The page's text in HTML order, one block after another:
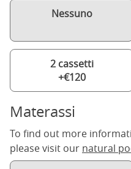
Nessuno
2 cassetti
+€120
Materassi
To find out more
please visit our natural